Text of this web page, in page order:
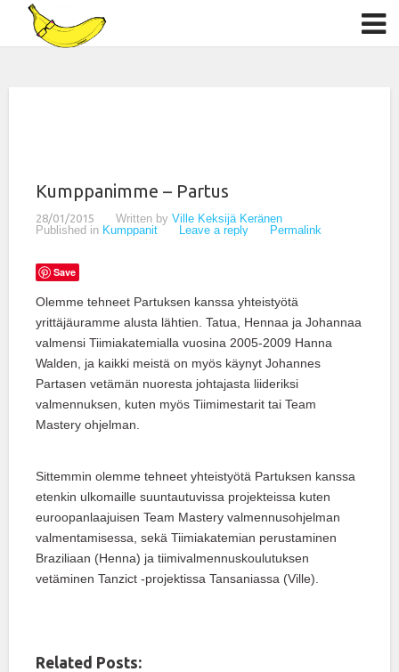
Kumppanimme – Partus
28/01/2015 Written by Ville Keksijä Keränen
Published in Kumppanit Leave a reply Permalink
Save
Olemme tehneet Partuksen kanssa yhteistyötä
yrittäjäuramme alusta lähtien. Tatua, Hennaa ja Johannaa
valmensi Tiimiakatemialla vuosina 2005-2009 Hanna
Walden, ja kaikki meistä on myös käynyt Johannes
Partasen vetämän nuoresta johtajasta liideriksi
valmennuksen, kuten myös Tiimimestarit tai Team
Mastery ohjelman.
Sittemmin olemme tehneet yhteistyötä Partuksen kanssa
etenkin ulkomaille suuntautuvissa projekteissa kuten
euroopanlaajuisen Team Mastery valmennusohjelman
valmentamisessa, sekä Tiimiakatemian perustaminen
Braziliaan (Henna) ja tiimivalmennuskoulutuksen
vetäminen Tanzict -projektissa Tansaniassa (Ville).
Related Posts: